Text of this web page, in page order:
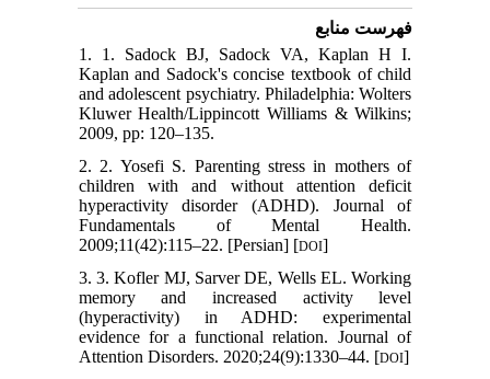
فهرست منابع
1. 1. Sadock BJ, Sadock VA, Kaplan H I.
Kaplan and Sadock's concise textbook of child
and adolescent psychiatry. Philadelphia: Wolters
Kluwer Health/Lippincott Williams & Wilkins;
2009, pp: 120–135.‌
2. 2. Yosefi S. Parenting stress in mothers of
children with and without attention deficit
hyperactivity disorder (ADHD). Journal of
Fundamentals of Mental Health.
2009;11(42):115–22. [Persian] [DOI]
3. 3. Kofler MJ, Sarver DE, Wells EL. Working
memory and increased activity level
(hyperactivity) in ADHD: experimental
evidence for a functional relation. Journal of
Attention Disorders. 2020;24(9):1330–44. [DOI]